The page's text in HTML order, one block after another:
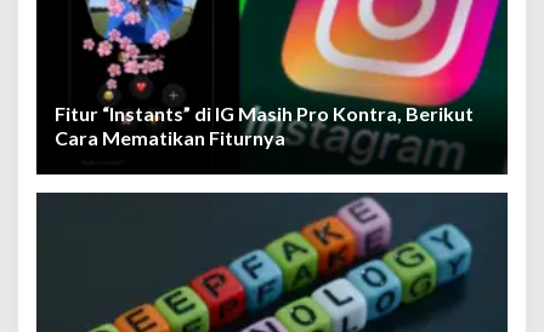
Fitur “Instants” di IG Masih Pro Kontra, Berikut
Cara Mematikan Fiturnya